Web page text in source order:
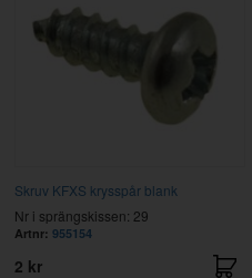
Skruv KFXS krysspår blank
Nr i sprängskissen: 29
Artnr: 955154
2 kr